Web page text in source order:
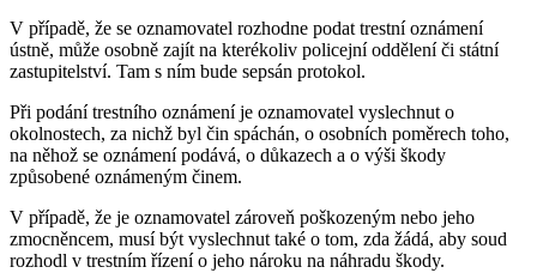
V případě, že se oznamovatel rozhodne podat trestní oznámení
ústně, může osobně zajít na kterékoliv policejní oddělení či státní
zastupitelství. Tam s ním bude sepsán protokol.
Při podání trestního oznámení je oznamovatel vyslechnut o
okolnostech, za nichž byl čin spáchán, o osobních poměrech toho,
na něhož se oznámení podává, o důkazech a o výši škody
způsobené oznámeným činem.
V případě, že je oznamovatel zároveň poškozeným nebo jeho
zmocněncem, musí být vyslechnut také o tom, zda žádá, aby soud
rozhodl v trestním řízení o jeho nároku na náhradu škody.